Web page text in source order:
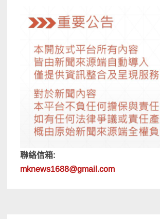
聯絡信箱:
mknews1688@gmail.com